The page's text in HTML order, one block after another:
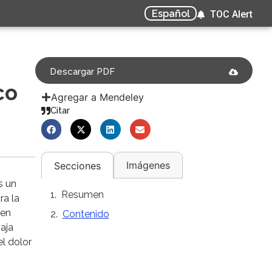
Español TOC Alert
un
la
dolor
Descargar PDF
Agregar a Mendeley
Citar
Secciones Imágenes
Resumen
Contenido